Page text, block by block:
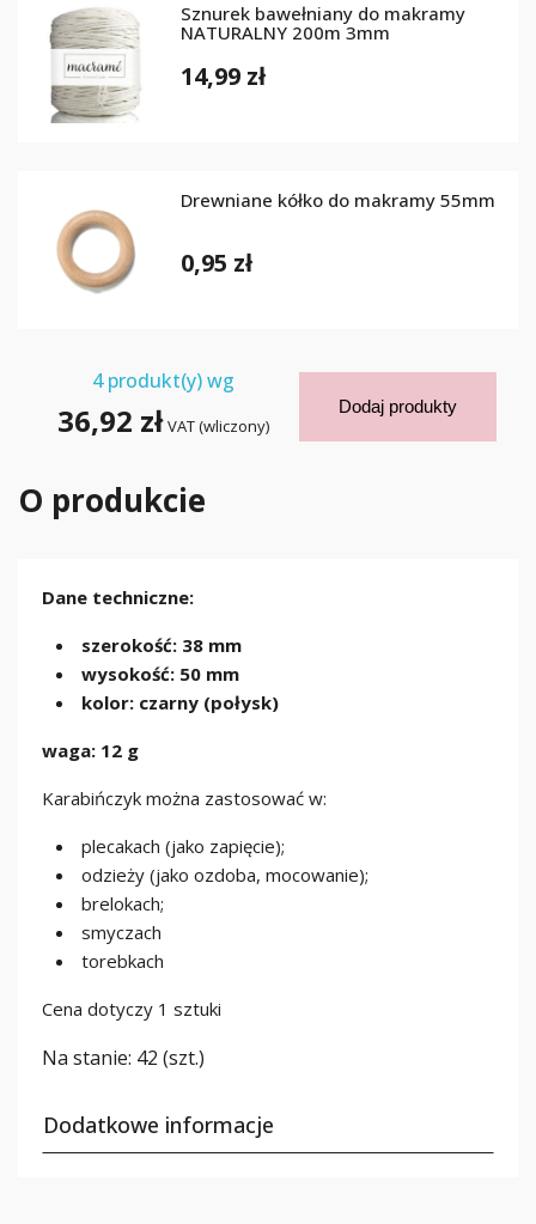
Sznurek bawełniany do makramy
NATURALNY 200m 3mm
14,99 zł
Drewniane kółko do makramy 55mm
0,95 zł
4produkt(y) wg
36,92 zł VAT (wliczony)
Dodaj produkty
O produkcie
Dane techniczne:
szerokość: 38 mm
wysokość: 50 mm
kolor: czarny (połysk)
waga: 12 g
Karabińczyk można zastosować w:
plecakach (jako zapięcie);
odzieży (jako ozdoba, mocowanie);
brelokach;
smyczach
torebkach
Cena dotyczy 1 sztuki
Na stanie: 42 (szt.)
Dodatkowe informacje